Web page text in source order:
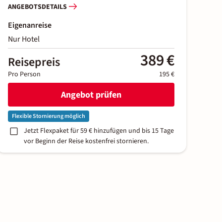
ANGEBOTSDETAILS
Eigenanreise
Nur Hotel
Reisepreis 389 €
Pro Person 195 €
Angebot prüfen
Flexible Stornierung möglich
Jetzt Flexpaket für 59 € hinzufügen und bis 15 Tage
vor Beginn der Reise kostenfrei stornieren.